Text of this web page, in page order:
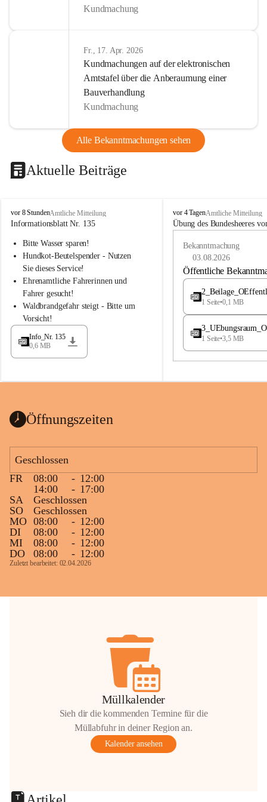
Kundmachung
Fr., 17. Apr. 2026
Kundmachungen auf der elektronischen
Amtstafel über die Anberaumung einer
Bauverhandlung
Kundmachung
Alle Bekanntmachungen sehen
Aktuelle Beiträge
B
u
h
a
d
l
a
vor 8 StundenAmtliche Mitteilung
Informationsblatt Nr. 135
Bitte Wasser sparen!
Hundkot-Beutelspender - Nutzen
Sie dieses Service!
Ehrenamtliche Fahrerinnen und
Fahrer gesucht!
Waldbrandgefahr steigt - Bitte um
Vorsicht!
Info_Nr. 135
0,6 MB
B
u
e
a
vor 4 TagenAmtliche Mitteilung
Übung des Bundesheeres
Bekanntmachung
03.08.2026
Öffentliche
1 Seite•0,1 MB
1 Seite•3,5 MB
Öffnungszeiten
Geschlossen
FR
08:00 - 12:00
14:00
- 17:00
SA
Geschlossen
SO
Geschlossen
MO 08:00 - 12:00
DI
08:00 - 12:00
MI
08:00 - 12:00
DO
08:00 - 12:00
Zuletzt bearbeitet: 02.04.2026
Müllkalender
Sieh dir die kommenden Termine für die
Müllabfuhr in deiner Region an.
Kalender ansehen